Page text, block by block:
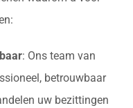
: Ons team van
betrouwbaar
uw bezittingen